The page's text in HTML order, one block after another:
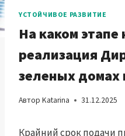
YСТОЙЧИВОЕ РАЗВИТИЕ
На каком этапе
реализация
зеленых домах
Автор Katarina 31.12.2025
Крайний срок подачи